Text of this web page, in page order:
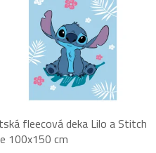
fleecová deka Lilo a Stitch
100x150 cm